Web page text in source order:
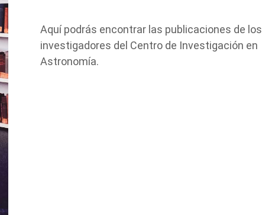
Aquí podrás encontrar las publicaciones de los
investigadores del Centro de Investigación en
Astronomía.